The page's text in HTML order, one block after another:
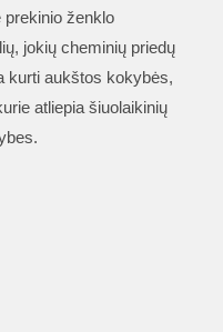
ženklo
jokių cheminių priedų
kurti aukštos kokybės,
atliepia šiuolaikinių